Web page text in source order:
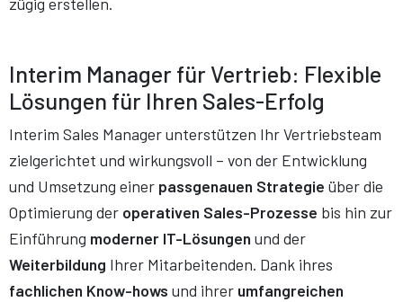
Interim Manager für Vertrieb: Flexible
Lösungen für Ihren Sales-Erfolg
Interim Sales Manager unterstützen Ihr Vertriebsteam
zielgerichtet und wirkungsvoll – von der Entwicklung
und Umsetzung einer passgenauen Strategie über die
Optimierung der operativen Sales-Prozesse bis hin zur
Einführung moderner IT-Lösungen und der
Weiterbildung Ihrer Mitarbeitenden. Dank ihres
fachlichen Know-hows und ihrer umfangreichen